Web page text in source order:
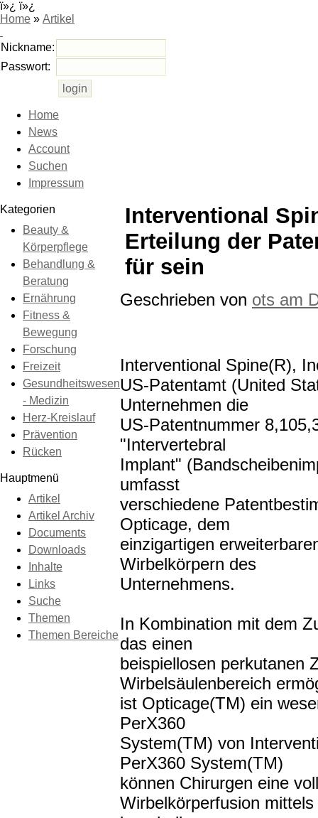
ï»¿ ï»¿
Home » Artikel
Nickname:
Passwort:
Home
News
Account
Suchen
Impressum
Kategorien
Beauty &
Körperpflege
Behandlung &
Beratung
Ernährung
Fitness &
Bewegung
Forschung
Freizeit
Gesundheitswesen
- Medizin
Herz-Kreislauf
Prävention
Rücken
Hauptmenü
Artikel
Artikel Archiv
Documents
Downloads
Inhalte
Links
Suche
Themen
Themen Bereiche
Interventional
Erteilung der
für sein
Geschrieben von ots am
Interventional Spine(R),
US-Patentamt (United
Unternehmen die
US-Patentnummer
"Intervertebral
Implant"
umfasst
verschiedene
Opticage, dem
einzigartigen
Wirbelkörpern des
Unternehmens.
In Kombination mit dem
das einen
beispiellosen perkutanen
Wirbelsäulenbereich
ist Opticage(TM) ein
PerX360
System(TM) von
PerX360 System(TM)
können Chirurgen eine
Wirbelkörperfusion